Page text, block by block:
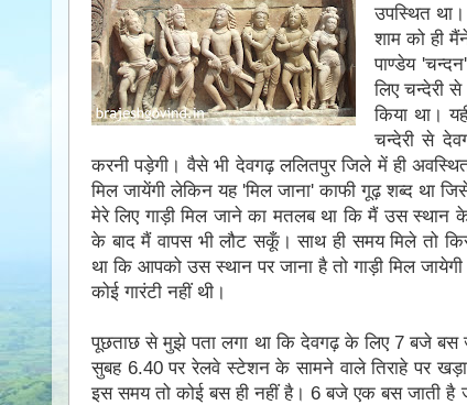
उपस्थित था।
शाम को ही
पाण्डेय
लिए चन्देरी
किया था।
चन्देरी से
करनी पड़ेगी। वैसे भी देवगढ़ ललितपुर जिले में ही
मिल जायेंगी लेकिन यह 'मिल जाना' काफी गूढ़ शब्द था
मेरे लिए गाड़ी मिल जाने का मतलब था कि मैं उस
के बाद मैं वापस भी लौट सकूँ। साथ ही समय मिले तो
था कि आपको उस स्थान पर जाना है तो गाड़ी मिल
कोई गारंटी नहीं थी।
पूछताछ से मुझे पता लगा था कि देवगढ़ के लिए 7 बजे
सुबह 6.40 पर रेलवे स्टेशन के सामने वाले तिराहे पर
इस समय तो कोई बस ही नहीं है। 6 बजे एक बस जाती